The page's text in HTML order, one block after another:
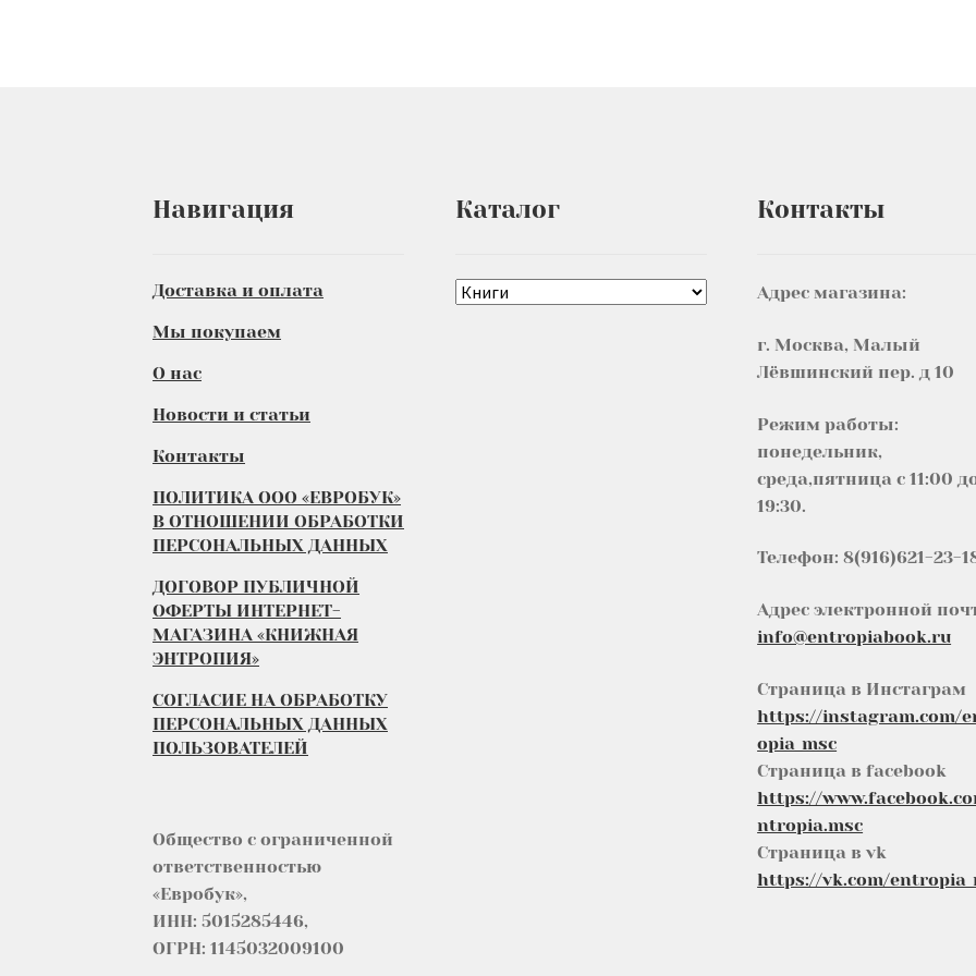
Навигация
Доставка и оплата
Мы покупаем
О нас
Новости и статьи
Контакты
ПОЛИТИКА ООО «ЕВРОБУК»
В ОТНОШЕНИИ ОБРАБОТКИ
ПЕРСОНАЛЬНЫХ ДАННЫХ
ДОГОВОР ПУБЛИЧНОЙ
ОФЕРТЫ ИНТЕРНЕТ-
МАГАЗИНА «КНИЖНАЯ
ЭНТРОПИЯ»
СОГЛАСИЕ НА ОБРАБОТКУ
ПЕРСОНАЛЬНЫХ ДАННЫХ
ПОЛЬЗОВАТЕЛЕЙ
Общество с ограниченной
ответственностью
«Евробук»,
ИНН: 5015285446,
ОГРН: 1145032009100
Каталог Контакты
Адрес магазина:
г. Москва, Малый
Лёвшинский пер. д 10
Режим работы:
понедельник,
среда,пятница с 11:00
19:30.
Телефон: 8(916)621-23-
Адрес электронной
info@entropiabook.ru
Страница в Инстаграм
https://instagram.com/
opia_msc
Страница в facebook
https://
ntropia.msc
Страница в vk
https://vk.com/